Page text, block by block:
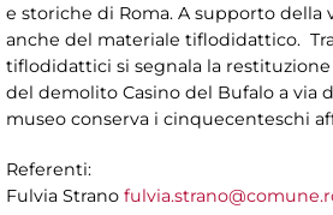
e storiche di Roma. A supporto
anche del materiale tiflodidattico.
tiflodidattici si segnala la
del demolito Casino del Bufalo a via
museo conserva i cinquecenteschi
Referenti:
Fulvia Strano